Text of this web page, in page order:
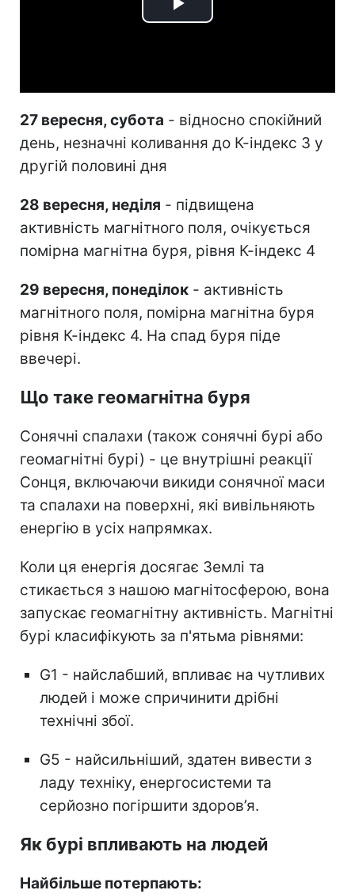
Play
27 вересня, субота - відносно спокійний
день, незначні коливання до К-індекс 3 у
другій половині дня
28 вересня, неділя - підвищена
активність магнітного поля, очікується
помірна магнітна буря, рівня К-індекс 4
29 вересня, понеділок - активність
магнітного поля, помірна магнітна буря
рівня К-індекс 4. На спад буря піде
ввечері.
Що таке геомагнітна буря
Сонячні спалахи (також сонячні бурі або
геомагнітні бурі) - це внутрішні реакції
Сонця, включаючи викиди сонячної маси
та спалахи на поверхні, які вивільняють
енергію в усіх напрямках.
Коли ця енергія досягає Землі та
стикається з нашою магнітосферою, вона
запускає геомагнітну активність. Магнітні
бурі класифікують за п'ятьма рівнями:
G1 - найслабший, впливає на чутливих
людей і може спричинити дрібні
технічні збої.
G5 - найсильніший, здатен вивести з
ладу техніку, енергосистеми та
серйозно погіршити здоров’я.
Як бурі впливають на людей
Найбільше потерпають: